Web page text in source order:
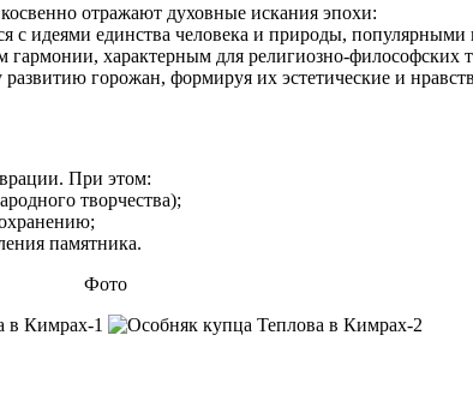
отражают духовные искания эпохи:
идеями единства человека и природы, популярными
характерным для религиозно‑философских
горожан, формируя их эстетические и
При этом:
творчества);
памятника.
Фото